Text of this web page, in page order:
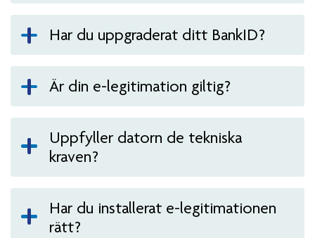
Har du uppgraderat ditt BankID?
Är din e-legitimation giltig?
Uppfyller datorn de tekniska
kraven?
Har du installerat e-legitimationen
rätt?